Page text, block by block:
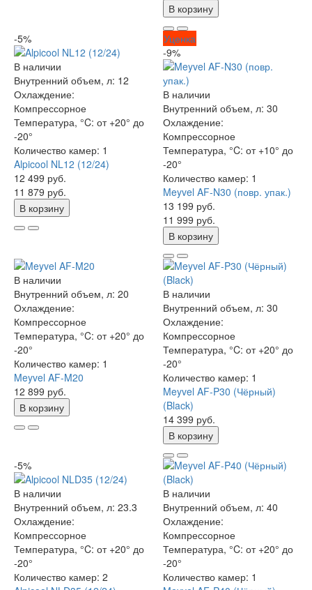
В корзину
-5%
В наличии
Внутренний объем, л: 12
Охлаждение:
Компрессорное
Температура, °C: от +20° до
-20°
Количество камер: 1
Alpicool NL12 (12/24)
12 499 руб.
11 879 руб.
В корзину
Уценка
-9%
В наличии
Внутренний объем, л: 30
Охлаждение:
Компрессорное
Температура, °C: от +10° до
-20°
Количество камер: 1
Meyvel AF-N30 (повр. упак.)
13 199 руб.
11 999 руб.
В корзину
В наличии
Внутренний объем, л: 20
Охлаждение:
Компрессорное
Температура, °C: от +20° до
-20°
Количество камер: 1
Meyvel AF-M20
12 899 руб.
В корзину
В наличии
Внутренний объем, л: 30
Охлаждение:
Компрессорное
Температура, °C: от +20° до
-20°
Количество камер: 1
Meyvel AF-P30 (Чёрный)
(Black)
14 399 руб.
В корзину
-5%
В наличии
Внутренний объем, л: 23.3
Охлаждение:
Компрессорное
Температура, °C: от +20° до
-20°
Количество камер: 2
В наличии
Внутренний объем, л: 40
Охлаждение:
Компрессорное
Температура, °C: от +20° до
-20°
Количество камер: 1